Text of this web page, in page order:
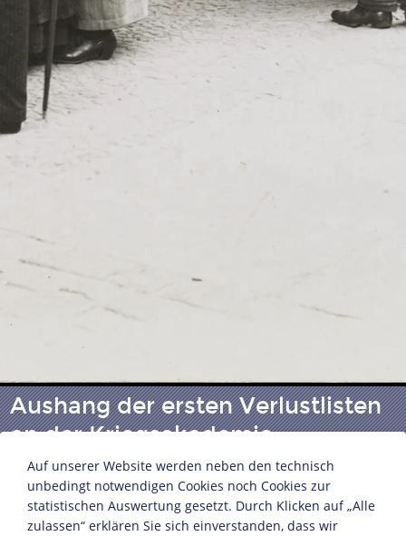
Aushang der ersten Verlustlisten
an der Kriegsakademie
Fotografie
Berlin, August 1914
Auf unserer Website werden neben den technisch
unbedingt notwendigen Cookies noch Cookies zur
statistischen Auswertung gesetzt. Durch Klicken auf „Alle
zulassen“ erklären Sie sich einverstanden, dass wir